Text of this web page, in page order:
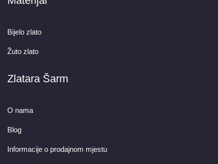
Bijelo zlato
Žuto zlato
Zlatara Šarm
O nama
Blog
Informacije o prodajnom mjestu